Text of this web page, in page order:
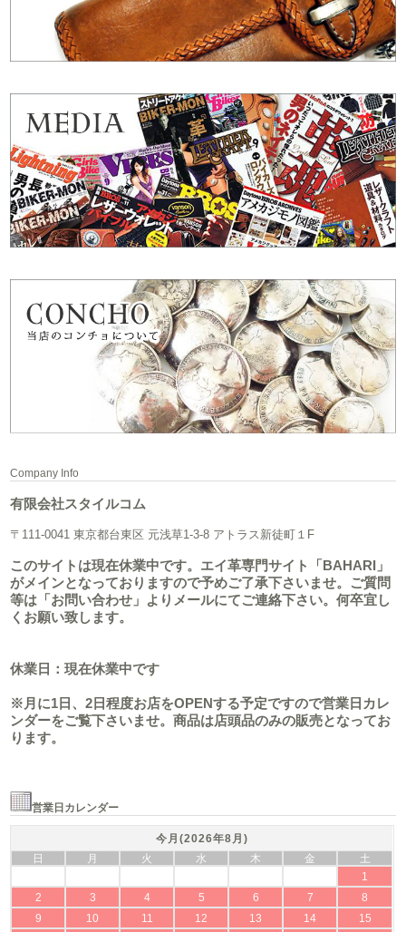
Company Info
有限会社スタイルコム
〒111-0041 東京都台東区 元浅草1-3-8 アトラス新徒町１F
このサイトは現在休業中です。エイ革専門サイト「BAHARI」
がメインとなっておりますので予めご了承下さいませ。ご質問
等は「お問い合わせ」よりメールにてご連絡下さい。何卒宜し
くお願い致します。
休業日：現在休業中です
※月に1日、2日程度お店をOPENする予定ですので営業日カレ
ンダーをご覧下さいませ。商品は店頭品のみの販売となってお
ります。
営業日カレンダー
今月(2026年8月)
日
月 火 水 木 金
土
1
2
3 4 5 6 7
8
9
10 11 12 13 14
15